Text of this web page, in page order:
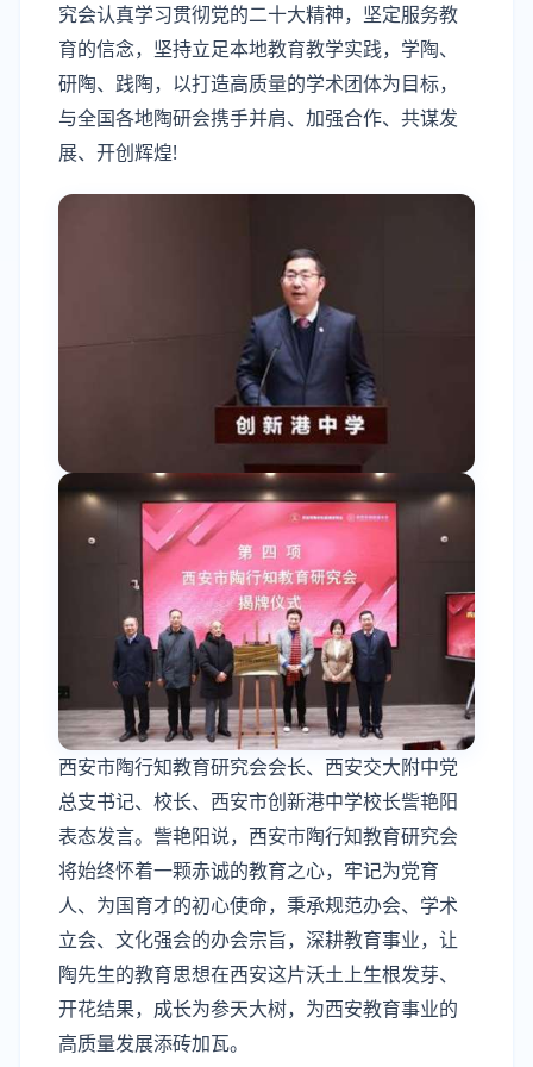
究会认真学习贯彻党的二十大精神，坚定服务教
育的信念，坚持立足本地教育教学实践，学陶、
研陶、践陶，以打造高质量的学术团体为目标，
与全国各地陶研会携手并肩、加强合作、共谋发
展、开创辉煌!
西安市陶行知教育研究会会长、西安交大附中党
总支书记、校长、西安市创新港中学校长訾艳阳
表态发言。訾艳阳说，西安市陶行知教育研究会
将始终怀着一颗赤诚的教育之心，牢记为党育
人、为国育才的初心使命，秉承规范办会、学术
立会、文化强会的办会宗旨，深耕教育事业，让
陶先生的教育思想在西安这片沃土上生根发芽、
开花结果，成长为参天大树，为西安教育事业的
高质量发展添砖加瓦。